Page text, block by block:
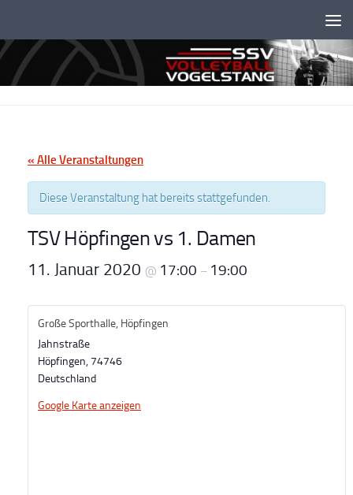
« Alle Veranstaltungen
Diese Veranstaltung hat bereits stattgefunden.
TSV Höpfingen vs 1. Damen
11. Januar 2020 @ 17:00 – 19:00
Große Sporthalle, Höpfingen
Jahnstraße
Höpfingen, 74746
Deutschland
Google Karte anzeigen